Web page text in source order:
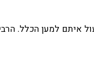
איתם למען הכלל.